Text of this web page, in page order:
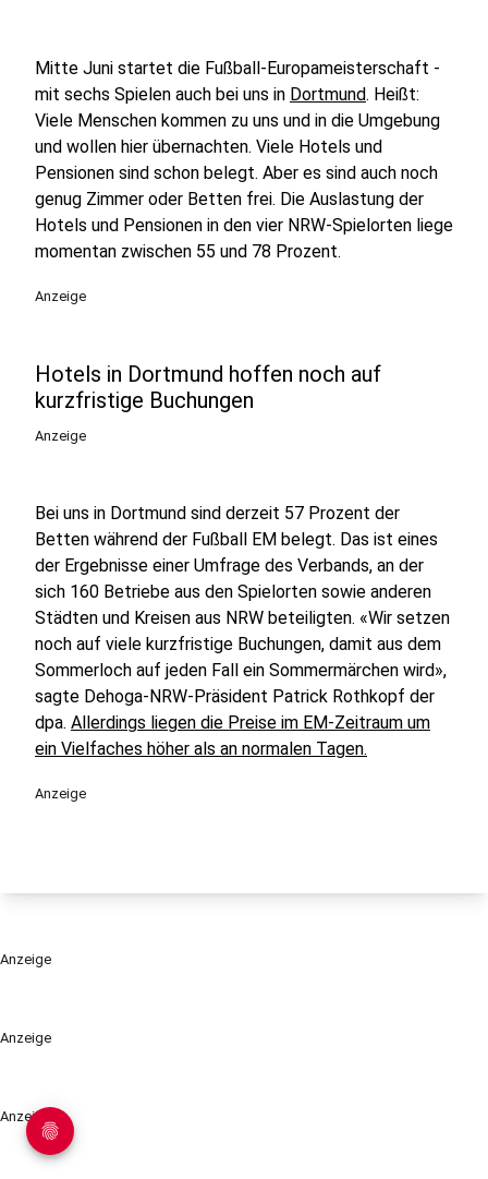
Anzeige
Anzeige
Mitte Juni startet die Fußball-Europameisterschaft -
mit sechs Spielen auch bei uns in Dortmund. Heißt:
Viele Menschen kommen zu uns und in die Umgebung
und wollen hier übernachten. Viele Hotels und
Pensionen sind schon belegt. Aber es sind auch noch
genug Zimmer oder Betten frei. Die Auslastung der
Hotels und Pensionen in den vier NRW-Spielorten liege
momentan zwischen 55 und 78 Prozent.
Anzeige
Hotels in Dortmund hoffen noch auf
kurzfristige Buchungen
Anzeige
Bei uns in Dortmund sind derzeit 57 Prozent der
Betten während der Fußball EM belegt. Das ist eines
der Ergebnisse einer Umfrage des Verbands, an der
sich 160 Betriebe aus den Spielorten sowie anderen
Städten und Kreisen aus NRW beteiligten. «Wir setzen
noch auf viele kurzfristige Buchungen, damit aus dem
Sommerloch auf jeden Fall ein Sommermärchen wird»,
sagte Dehoga-NRW-Präsident Patrick Rothkopf der
dpa. Allerdings liegen die Preise im EM-Zeitraum um
ein Vielfaches höher als an normalen Tagen.
Anzeige
Anzeige